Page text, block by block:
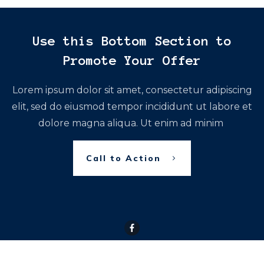
Use this Bottom Section to
Promote Your Offer
Lorem ipsum dolor sit amet, consectetur adipiscing
elit, sed do eiusmod tempor incididunt ut labore et
dolore magna aliqua. Ut enim ad minim
Call to Action